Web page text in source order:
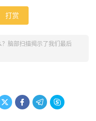
打赏
脑部扫描揭示了我们最后
   